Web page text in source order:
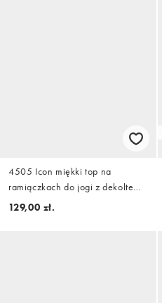
4505 Icon miękki top na
ramiączkach do jogi z dekoltem
w kształcie litery U,
129,00 zł.